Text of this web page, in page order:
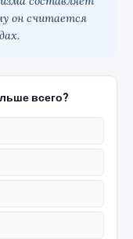
он считается
всего?